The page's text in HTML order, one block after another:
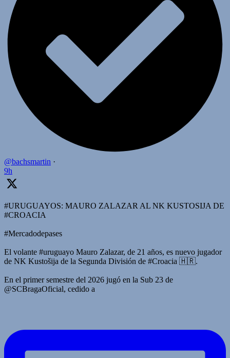
@bachsmartin ·
9h
#URUGUAYOS: MAURO ZALAZAR AL NK KUSTOSIJA DE
#CROACIA
#Mercadodepases
El volante #uruguayo Mauro Zalazar, de 21 años, es nuevo jugador
de NK Kustošija de la Segunda División de #Croacia 🇭🇷.
En el primer semestre del 2026 jugó en la Sub 23 de
@SCBragaOficial, cedido a